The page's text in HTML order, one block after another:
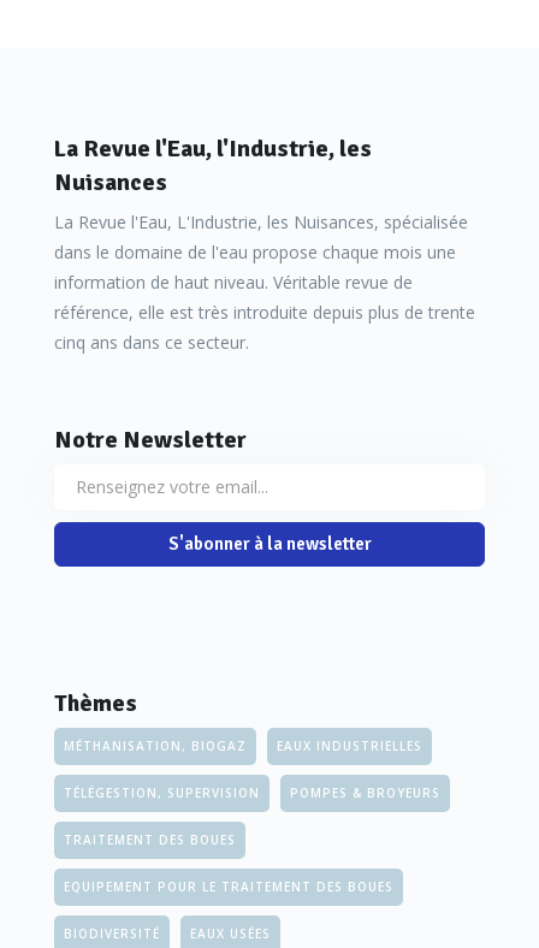
La Revue l'Eau, l'Industrie, les
Nuisances
La Revue l'Eau, L'Industrie, les Nuisances, spécialisée
dans le domaine de l'eau propose chaque mois une
information de haut niveau. Véritable revue de
référence, elle est très introduite depuis plus de trente
cinq ans dans ce secteur.
Notre Newsletter
S'abonner à la newsletter
Thèmes
MÉTHANISATION, BIOGAZ EAUX INDUSTRIELLES
TÉLÉGESTION, SUPERVISION POMPES & BROYEURS
TRAITEMENT DES BOUES
EQUIPEMENT POUR LE TRAITEMENT DES BOUES
BIODIVERSITÉ EAUX USÉES